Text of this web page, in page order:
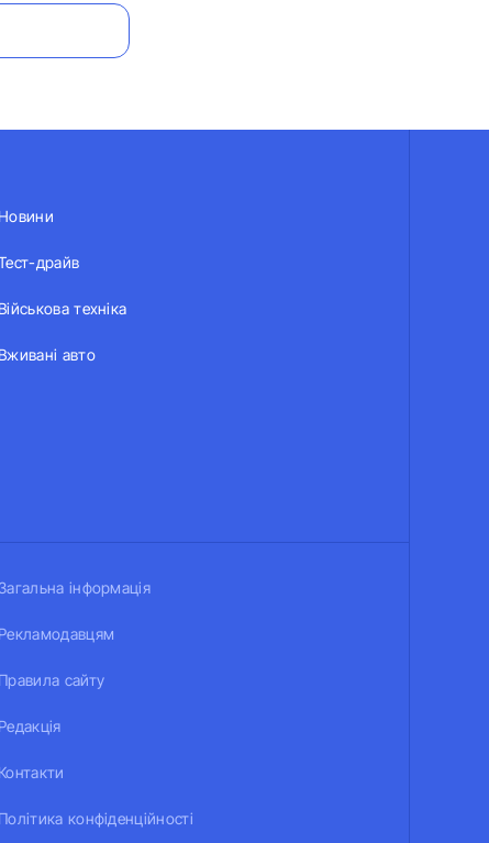
Новини
драйв
Військова техніка
Вживані авто
Загальна інформація
Рекламодавцям
Правила сайту
Редакція
Контакти
Політика конфіденційності